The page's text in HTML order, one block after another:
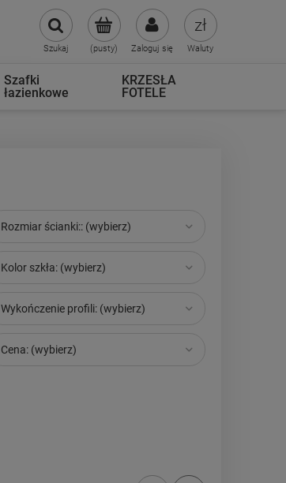
(pusty) Zaloguj się
Szukaj Waluty
Szafki
łazienkowe
KRZESŁA
FOTELE
Rozmiar ścianki:: (wybierz)
Kolor szkła: (wybierz)
Wykończenie profili: (wybierz)
Cena: (wybierz)